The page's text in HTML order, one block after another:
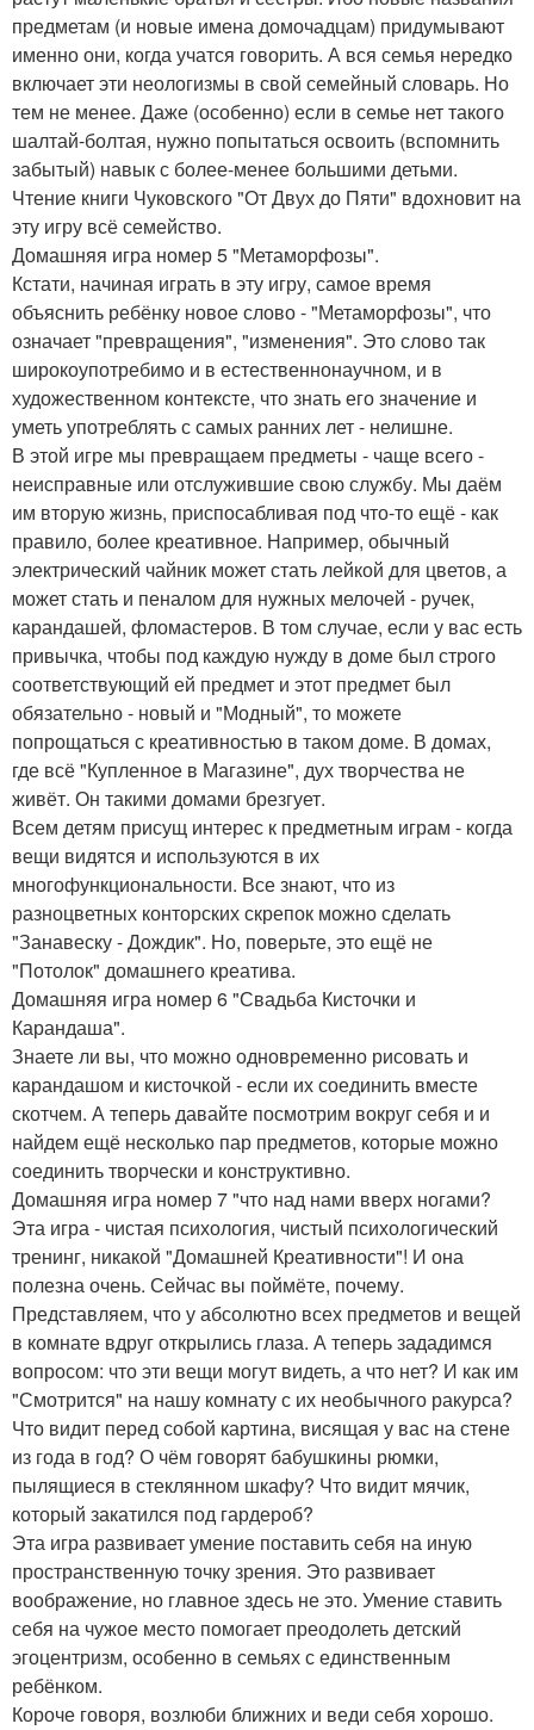
предметам (и новые имена домочадцам) придумывают
именно они, когда учатся говорить. А вся семья нередко
включает эти неологизмы в свой семейный словарь. Но
тем не менее. Даже (особенно) если в семье нет такого
шалтай-болтая, нужно попытаться освоить (вспомнить
забытый) навык с более-менее большими детьми.
Чтение книги Чуковского "От Двух до Пяти" вдохновит на
эту игру всё семейство.
Домашняя игра номер 5 "Метаморфозы".
Кстати, начиная играть в эту игру, самое время
объяснить ребёнку новое слово - "Метаморфозы", что
означает "превращения", "изменения". Это слово так
широкоупотребимо и в естественнонаучном, и в
художественном контексте, что знать его значение и
уметь употреблять с самых ранних лет - нелишне.
В этой игре мы превращаем предметы - чаще всего -
неисправные или отслужившие свою службу. Мы даём
им вторую жизнь, приспосабливая под что-то ещё - как
правило, более креативное. Например, обычный
электрический чайник может стать лейкой для цветов, а
может стать и пеналом для нужных мелочей - ручек,
карандашей, фломастеров. В том случае, если у вас есть
привычка, чтобы под каждую нужду в доме был строго
соответствующий ей предмет и этот предмет был
обязательно - новый и "Модный", то можете
попрощаться с креативностью в таком доме. В домах,
где всё "Купленное в Магазине", дух творчества не
живёт. Он такими домами брезгует.
Всем детям присущ интерес к предметным играм - когда
вещи видятся и используются в их
многофункциональности. Все знают, что из
разноцветных конторских скрепок можно сделать
"Занавеску - Дождик". Но, поверьте, это ещё не
"Потолок" домашнего креатива.
Домашняя игра номер 6 "Свадьба Кисточки и
Карандаша".
Знаете ли вы, что можно одновременно рисовать и
карандашом и кисточкой - если их соединить вместе
скотчем. А теперь давайте посмотрим вокруг себя и и
найдем ещё несколько пар предметов, которые можно
соединить творчески и конструктивно.
Домашняя игра номер 7 "что над нами вверх ногами?
Эта игра - чистая психология, чистый психологический
тренинг, никакой "Домашней Креативности"! И она
полезна очень. Сейчас вы поймёте, почему.
Представляем, что у абсолютно всех предметов и вещей
в комнате вдруг открылись глаза. А теперь зададимся
вопросом: что эти вещи могут видеть, а что нет? И как им
"Смотрится" на нашу комнату с их необычного ракурса?
Что видит перед собой картина, висящая у вас на стене
из года в год? О чём говорят бабушкины рюмки,
пылящиеся в стеклянном шкафу? Что видит мячик,
который закатился под гардероб?
Эта игра развивает умение поставить себя на иную
пространственную точку зрения. Это развивает
воображение, но главное здесь не это. Умение ставить
себя на чужое место помогает преодолеть детский
эгоцентризм, особенно в семьях с единственным
ребёнком.
Короче говоря, возлюби ближних и веди себя хорошо.